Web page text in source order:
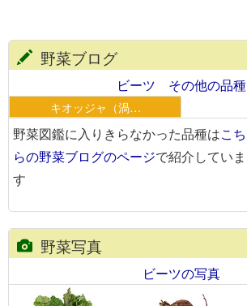
野菜ブログ
ビーツ その他の品種
キオッジャ（渦…
野菜図鑑に入りきらなかった品種はこち
らの野菜ブログのページで紹介していま
す
野菜写真
ビーツの写真